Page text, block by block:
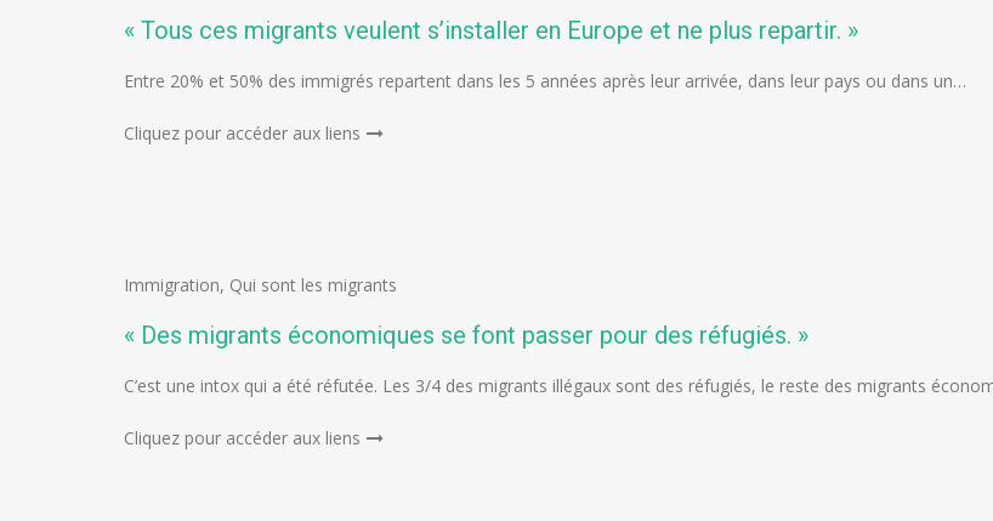
« Tous ces migrants veulent s’installer en Europe et ne plus repartir. »
Entre 20% et 50% des immigrés repartent dans les 5 années après leur arrivée, dans leur pays ou dans un…
Cliquez pour accéder aux liens
Immigration, Qui sont les migrants
« Des migrants économiques se font passer pour des réfugiés. »
C’est une intox qui a été réfutée. Les 3/4 des migrants illégaux sont des réfugiés, le reste des migrants
Cliquez pour accéder aux liens